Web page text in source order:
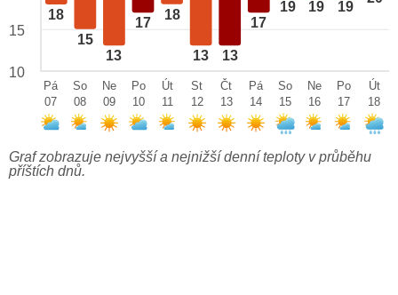
18
15
13
17
18
13 13
17
19 19 19
15
10
Pá
07
So
08
Ne
09
Po
10
Út
11
St
12
Čt
13
Pá
14
So
15
Ne
16
Po
17
Út
18
Graf zobrazuje nejvyšší a nejnižší denní teploty v průběhu
příštích dnů.